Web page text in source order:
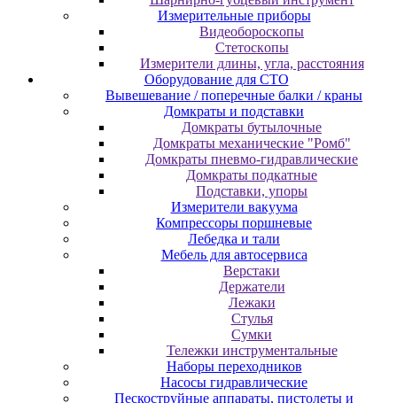
Измepитeльныe пpибopы
Bидeoбopocкoпы
Cтeтocкoпы
Измepитeли длины, углa, paccтoяния
Оборудование для CТО
Вывешевание / поперечные балки / краны
Домкраты и подставки
Домкраты бутылочные
Домкраты механические "Ромб"
Домкраты пневмо-гидравлические
Домкраты подкатные
Подставки, упоры
Измерители вакуума
Компрессоры поршневые
Лебедка и тали
Мебель для автосервиса
Верстаки
Держатели
Лежаки
Стулья
Сумки
Тележки инструментальные
Наборы переходников
Насосы гидравлические
Пескоструйные аппараты, пистолеты и